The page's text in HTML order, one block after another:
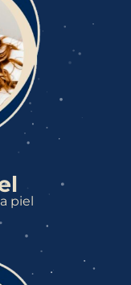
piel